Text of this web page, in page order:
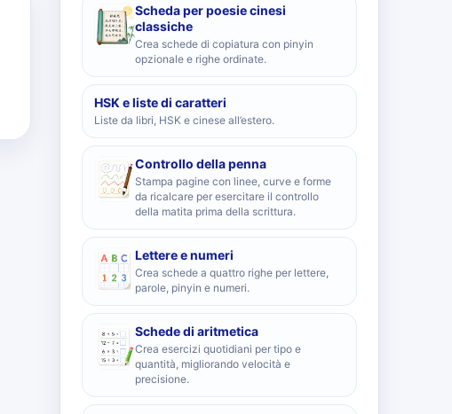
Scheda per poesie cinesi
classiche
Crea schede di copiatura con pinyin
opzionale e righe ordinate.
HSK e liste di caratteri
Liste da libri, HSK e cinese all’estero.
Controllo della penna
Stampa pagine con linee, curve e forme
da ricalcare per esercitare il controllo
della matita prima della scrittura.
Lettere e numeri
Crea schede a quattro righe per lettere,
parole, pinyin e numeri.
Schede di aritmetica
Crea esercizi quotidiani per tipo e
quantità, migliorando velocità e
precisione.